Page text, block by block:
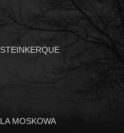
STEINKERQUE
LA MOSKOWA